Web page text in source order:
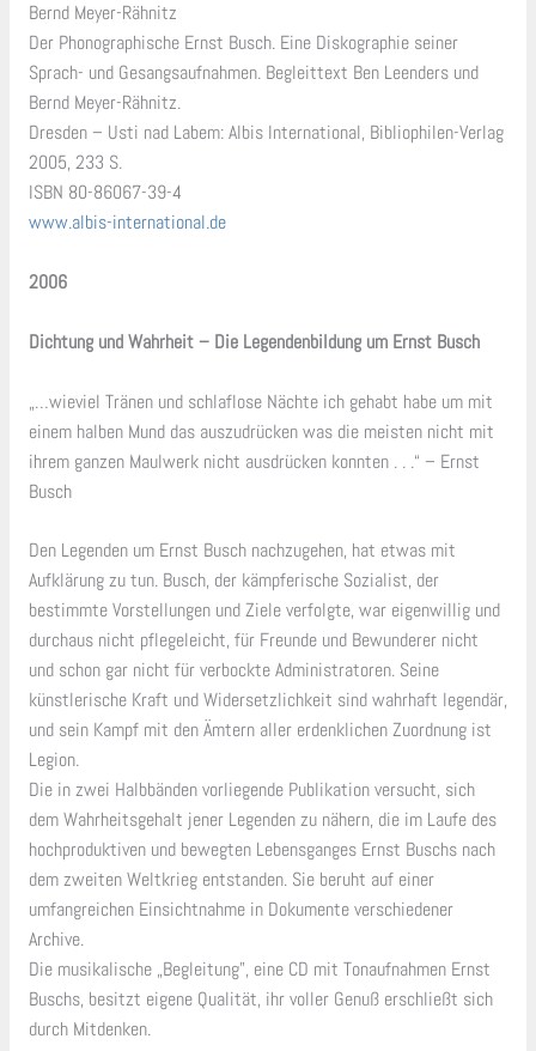
Bernd Meyer-Rähnitz
Der Phonographische Ernst Busch. Eine Diskographie seiner
Sprach- und Gesangsaufnahmen. Begleittext Ben Leenders und
Bernd Meyer-Rähnitz.
Dresden – Usti nad Labem: Albis International, Bibliophilen-Verlag
2005, 233 S.
ISBN 80-86067-39-4
www.albis-international.de
2006
Dichtung und Wahrheit – Die Legendenbildung um Ernst Busch
„…wieviel Tränen und schlaflose Nächte ich gehabt habe um mit
einem halben Mund das auszudrücken was die meisten nicht mit
ihrem ganzen Maulwerk nicht ausdrücken konnten . . .“ – Ernst
Busch
Den Legenden um Ernst Busch nachzugehen, hat etwas mit
Aufklärung zu tun. Busch, der kämpferische Sozialist, der
bestimmte Vorstellungen und Ziele verfolgte, war eigenwillig und
durchaus nicht pflegeleicht, für Freunde und Bewunderer nicht
und schon gar nicht für verbockte Administratoren. Seine
künstlerische Kraft und Widersetzlichkeit sind wahrhaft legendär,
und sein Kampf mit den Ämtern aller erdenklichen Zuordnung ist
Legion.
Die in zwei Halbbänden vorliegende Publikation versucht, sich
dem Wahrheitsgehalt jener Legenden zu nähern, die im Laufe des
hochproduktiven und bewegten Lebensganges Ernst Buschs nach
dem zweiten Weltkrieg entstanden. Sie beruht auf einer
umfangreichen Einsichtnahme in Dokumente verschiedener
Archive.
Die musikalische „Begleitung”, eine CD mit Tonaufnahmen Ernst
Buschs, besitzt eigene Qualität, ihr voller Genuß erschließt sich
durch Mitdenken.